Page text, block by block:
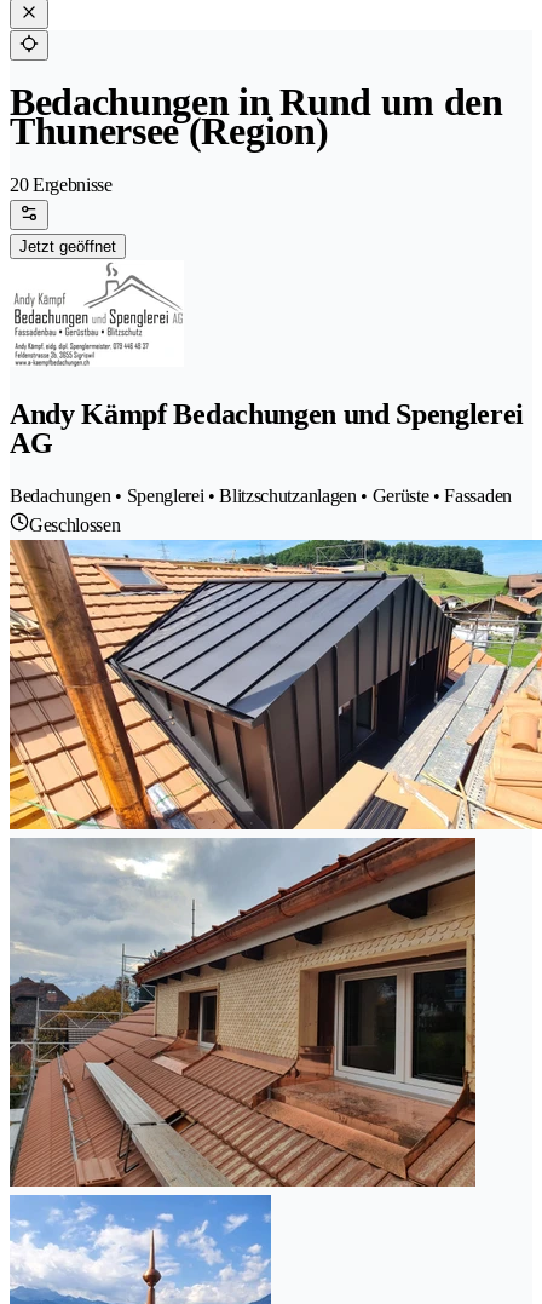
Bedachungen in Rund um den
Thunersee (Region)
20 Ergebnisse
Jetzt geöffnet
Andy Kämpf Bedachungen und Spenglerei
AG
Bedachungen • Spenglerei • Blitzschutzanlagen • Gerüste • Fassaden
Geschlossen